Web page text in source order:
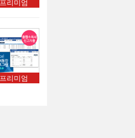
프리미엄
프리미엄